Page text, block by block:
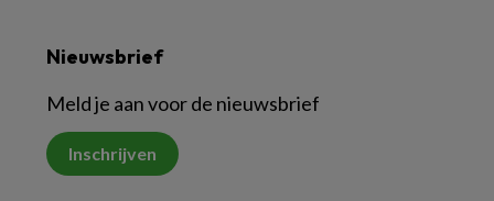
Nieuwsbrief
Meld je aan voor de nieuwsbrief
Inschrijven